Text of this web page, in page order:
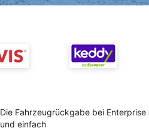
Die Fahrzeugrückgabe bei
und einfach